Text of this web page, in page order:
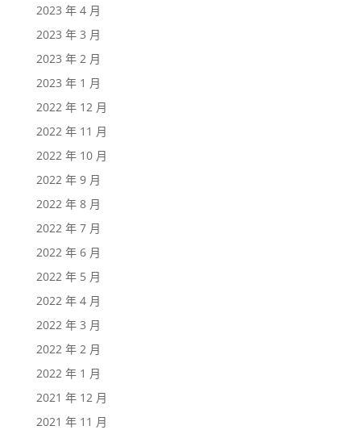
2023 年 4 月
2023 年 3 月
2023 年 2 月
2023 年 1 月
2022 年 12 月
2022 年 11 月
2022 年 10 月
2022 年 9 月
2022 年 8 月
2022 年 7 月
2022 年 6 月
2022 年 5 月
2022 年 4 月
2022 年 3 月
2022 年 2 月
2022 年 1 月
2021 年 12 月
2021 年 11 月